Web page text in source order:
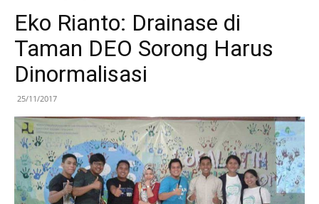
Eko Rianto: Drainase di
Taman DEO Sorong Harus
Dinormalisasi
25/11/2017